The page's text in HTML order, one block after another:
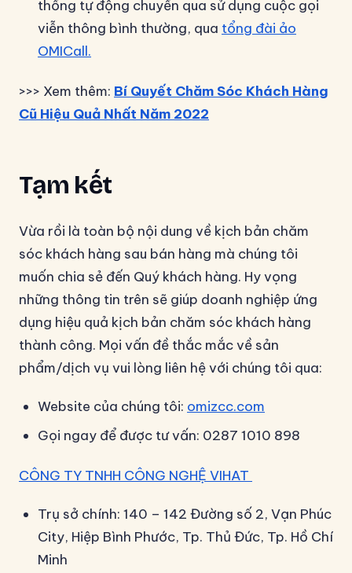
thống tự động chuyển qua sử dụng cuộc gọi
viễn thông bình thường, qua tổng đài ảo
OMICall.
>>> Xem thêm: Bí Quyết Chăm Sóc Khách Hàng
Cũ Hiệu Quả Nhất Năm 2022
Tạm kết
Vừa rồi là toàn bộ nội dung về kịch bản chăm
sóc khách hàng sau bán hàng mà chúng tôi
muốn chia sẻ đến Quý khách hàng. Hy vọng
những thông tin trên sẽ giúp doanh nghiệp ứng
dụng hiệu quả kịch bản chăm sóc khách hàng
thành công. Mọi vấn đề thắc mắc về sản
phẩm/dịch vụ vui lòng liên hệ với chúng tôi qua:
Website của chúng tôi: omizcc.com
Gọi ngay để được tư vấn: 0287 1010 898
CÔNG TY TNHH CÔNG NGHỆ VIHAT
Trụ sở chính: 140 – 142 Đường số 2, Vạn Phúc
City, Hiệp Bình Phước, Tp. Thủ Đức, Tp. Hồ Chí
Minh